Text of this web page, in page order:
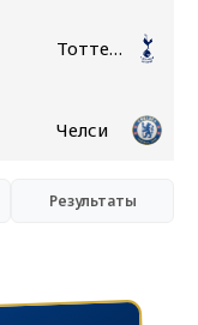
Тоттенхэм
Челси
Результаты